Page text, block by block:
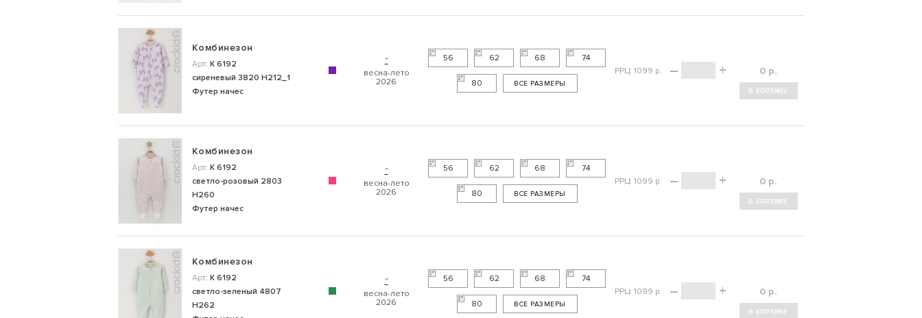
Комбинезон
Арт: К 6192
сиреневый 3820 Н212_1
Футер начес
" 56 62 68 74
80 ВСЕ РАЗМЕРЫ
РРЦ: 1099 р. – + р.
Комбинезон
Арт: К 6192
светло-розовый 2803
Н260
Футер начес
" 56 62 68 74
80 ВСЕ РАЗМЕРЫ
РРЦ: 1099 р. – + р.
Комбинезон
Арт: К 6192
светло-зеленый 4807
Н262
" 56 62 68 74
80 ВСЕ РАЗМЕРЫ
РРЦ: 1099 р. – + р.